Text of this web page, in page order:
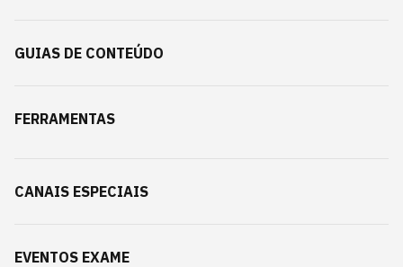
GUIAS DE CONTEÚDO
FERRAMENTAS
CANAIS ESPECIAIS
EVENTOS EXAME